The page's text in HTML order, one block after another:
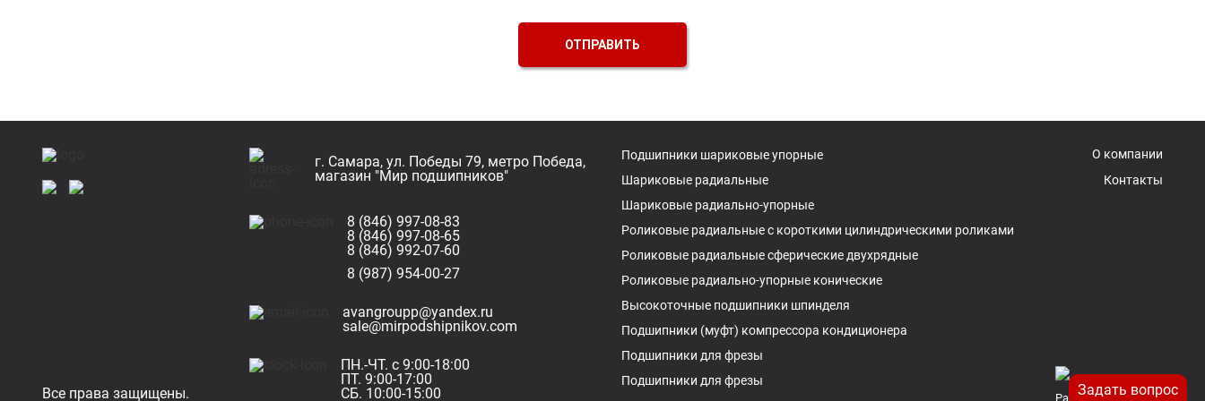
ОТПРАВИТЬ
Все права защищены.
г. Самара, ул. Победы 79, метро Победа,
магазин "Мир подшипников"
8 (846) 997-08-83
8 (846) 997-08-65
8 (846) 992-07-60
8 (987) 954-00-27
avangroupp@yandex.ru
sale@mirpodshipnikov.com
ПН.-ЧТ. с 9:00-18:00
ПТ. 9:00-17:00
СБ. 10:00-15:00
Подшипники шариковые упорные
Шариковые радиальные
Шариковые радиально-упорные
Роликовые радиальные с короткими цилиндрическими роликами
Роликовые радиальные сферические двухрядные
Роликовые радиально-упорные конические
Высокоточные подшипники шпинделя
Подшипники (муфт) компрессора кондиционера
Подшипники для фрезы
Подшипники для фрезы
О компании
Контакты
Разработка и
Задать вопрос